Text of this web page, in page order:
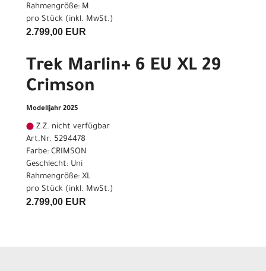
Rahmengröße: M
pro Stück (inkl. MwSt.)
2.799,00 EUR
Trek Marlin+ 6 EU XL 29
Crimson
Modelljahr 2025
Z.Z. nicht verfügbar
Art.Nr. 5294478
Farbe: CRIMSON
Geschlecht: Uni
Rahmengröße: XL
pro Stück (inkl. MwSt.)
2.799,00 EUR